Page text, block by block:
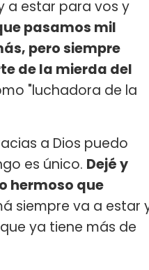
a estar para vos y
pasamos mil
pero siempre
de la mierda del
"luchadora de la
a Dios puedo
es único. Dejé y
hermoso que
siempre va a estar
ya tiene más de